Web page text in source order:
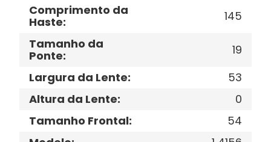
Comprimento da
Haste:
145
Tamanho da
Ponte:
19
Largura da Lente:
53
Altura da Lente:
0
Tamanho Frontal:
54